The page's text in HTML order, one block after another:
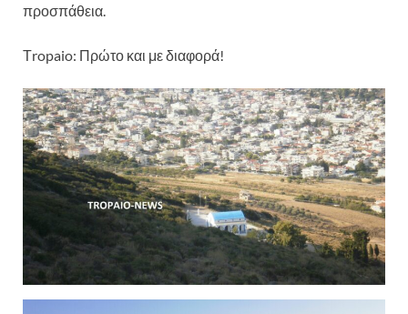
προσπάθεια.
Τropaio: Πρώτο και με διαφορά!